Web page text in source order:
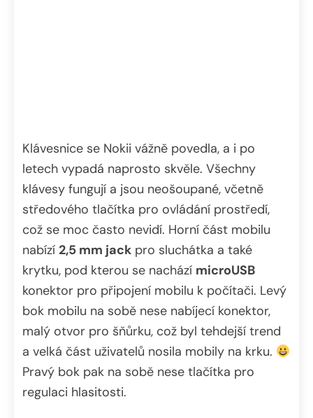
Klávesnice se Nokii vážně povedla, a i po
letech vypadá naprosto skvěle. Všechny
klávesy fungují a jsou neošoupané, včetně
středového tlačítka pro ovládání prostředí,
což se moc často nevidí. Horní část mobilu
nabízí 2,5 mm jack pro sluchátka a také
krytku, pod kterou se nachází microUSB
konektor pro připojení mobilu k počítači. Levý
bok mobilu na sobě nese nabíjecí konektor,
malý otvor pro šňůrku, což byl tehdejší trend
a velká část uživatelů nosila mobily na krku.
Pravý bok pak na sobě nese tlačítka pro
regulaci hlasitosti.